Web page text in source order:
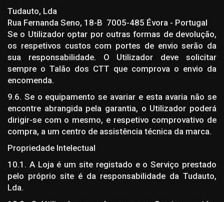
Tudauto, Lda
Rua Fernanda Seno, 18-B 7005-485 Évora - Portugal
Se o Utilizador optar por outras formas de devolução,
os respetivos custos com portes de envio serão da
sua responsabilidade. O Utilizador deve solicitar
sempre o Talão dos CTT que comprova o envio da
encomenda.
9.6. Se o equipamento se avariar e esta avaria não se
encontre abrangida pela garantia, o Utilizador poderá
dirigir-se com o mesmo, e respetivo comprovativo de
compra, a um centro de assistência técnica da marca.
Propriedade Intelectual
10.1. A Loja é um site registado e o Serviço prestado
pelo próprio site é da responsabilidade da Tudauto,
Lda.